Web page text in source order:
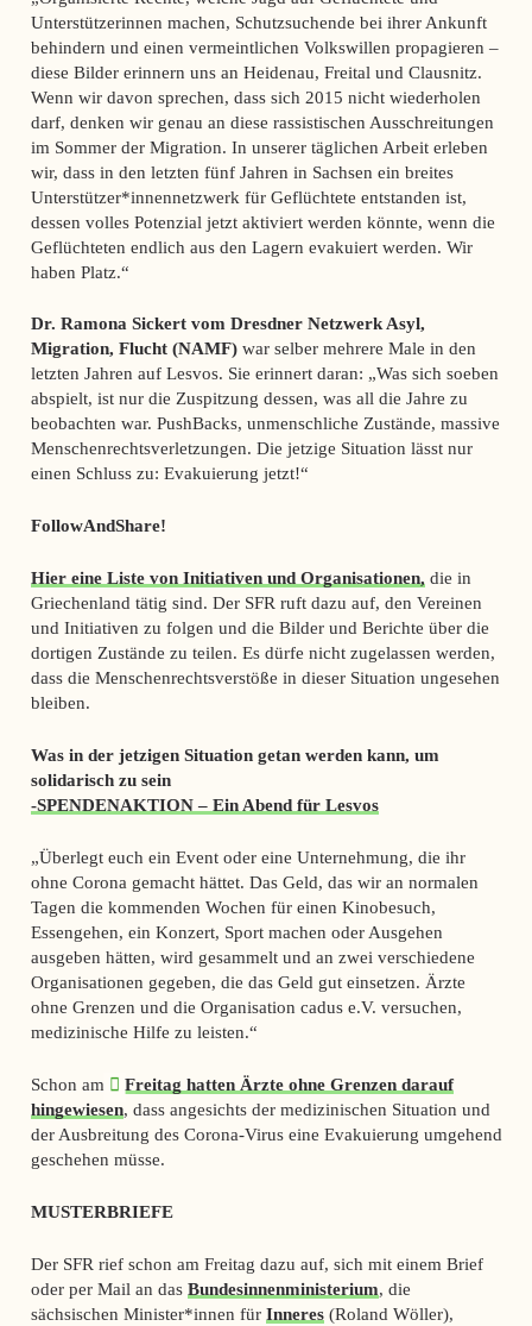
Unterstützerinnen machen, Schutzsuchende bei ihrer Ankunft
behindern und einen vermeintlichen Volkswillen propagieren –
diese Bilder erinnern uns an Heidenau, Freital und Clausnitz.
Wenn wir davon sprechen, dass sich 2015 nicht wiederholen
darf, denken wir genau an diese rassistischen Ausschreitungen
im Sommer der Migration. In unserer täglichen Arbeit erleben
wir, dass in den letzten fünf Jahren in Sachsen ein breites
Unterstützer*innennetzwerk für Geflüchtete entstanden ist,
dessen volles Potenzial jetzt aktiviert werden könnte, wenn die
Geflüchteten endlich aus den Lagern evakuiert werden. Wir
haben Platz.“
Dr. Ramona Sickert vom Dresdner Netzwerk Asyl,
Migration, Flucht (NAMF)war selber mehrere Male in den
letzten Jahren auf Lesvos. Sie erinnert daran: „Was sich soeben
abspielt, ist nur die Zuspitzung dessen, was all die Jahre zu
beobachten war. PushBacks, unmenschliche Zustände, massive
Menschenrechtsverletzungen. Die jetzige Situation lässt nur
einen Schluss zu: Evakuierung jetzt!“
FollowAndShare!
Hier eine Liste von Initiativen und Organisationen, die in
Griechenland tätig sind. Der SFR ruft dazu auf, den Vereinen
und Initiativen zu folgen und die Bilder und Berichte über die
dortigen Zustände zu teilen. Es dürfe nicht zugelassen werden,
dass die Menschenrechtsverstöße in dieser Situation ungesehen
bleiben.
Was in der jetzigen Situation getan werden kann, um
solidarisch zu sein
-SPENDENAKTION – Ein Abend für Lesvos
„Überlegt euch ein Event oder eine Unternehmung, die ihr
ohne Corona gemacht hättet. Das Geld, das wir an normalen
Tagen die kommenden Wochen für einen Kinobesuch,
Essengehen, ein Konzert, Sport machen oder Ausgehen
ausgeben hätten, wird gesammelt und an zwei verschiedene
Organisationen gegeben, die das Geld gut einsetzen. Ärzte
ohne Grenzen und die Organisation cadus e.V. versuchen,
medizinische Hilfe zu leisten.“
Schon am
Freitag hatten Ärzte ohne Grenzen darauf
hingewiesen, dass angesichts der medizinischen Situation und
der Ausbreitung des Corona-Virus eine Evakuierung umgehend
geschehen müsse.
MUSTERBRIEFE
Der SFR rief schon am Freitag dazu auf, sich mit einem Brief
oder per Mail an das Bundesinnenministerium, die
sächsischen Minister*innen für Inneres(Roland Wöller),